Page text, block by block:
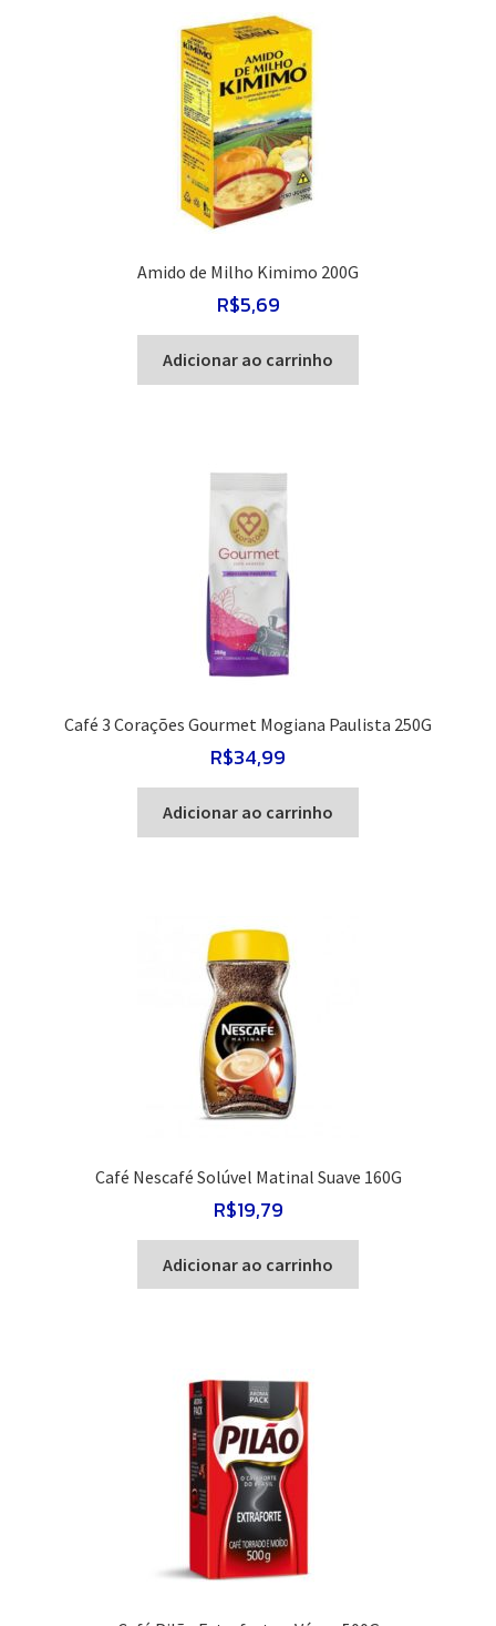
Amido de Milho Kimimo 200G
R$5,69
Adicionar ao carrinho
Café 3 Corações Gourmet Mogiana Paulista 250G
R$34,99
Adicionar ao carrinho
Café Nescafé Solúvel Matinal Suave 160G
R$19,79
Adicionar ao carrinho